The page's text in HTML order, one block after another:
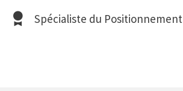
Spécialiste du Positionnement